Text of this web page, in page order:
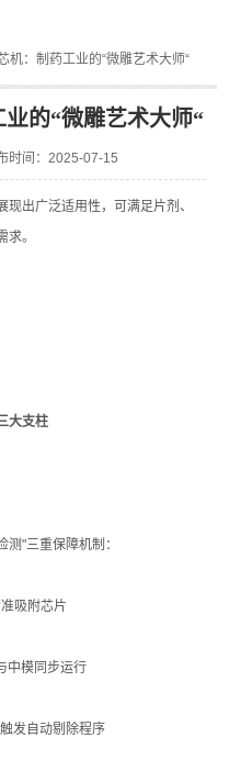
机：制药工业的“微雕艺术大师“
的“微雕艺术大师“
时间：2025-07-15
出广泛适用性，可满足片剂、
。
大支柱
"三重保障机制：
吸附芯片
模同步运行
发自动剔除程序